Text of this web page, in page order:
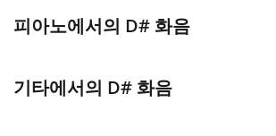
피아노에서의 D# 화음
기타에서의 D# 화음